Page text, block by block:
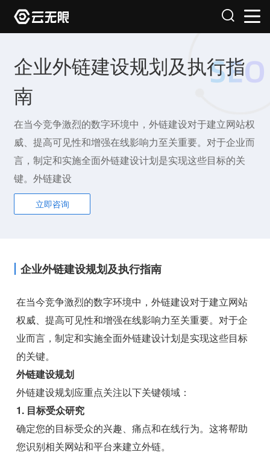
企业外链建设规划及执行指
南
在当今竞争激烈的数字环境中，外链建设对于建立网站权
威、提高可见性和增强在线影响力至关重要。对于企业而
言，制定和实施全面外链建设计划是实现这些目标的关
键。外链建设
立即咨询
企业外链建设规划及执行指南
在当今竞争激烈的数字环境中，外链建设对于建立网站
权威、提高可见性和增强在线影响力至关重要。对于企
业而言，制定和实施全面外链建设计划是实现这些目标
的关键。
外链建设规划
外链建设规划应重点关注以下关键领域：
1. 目标受众研究
确定您的目标受众的兴趣、痛点和在线行为。这将帮助
您识别相关网站和平台来建立外链。